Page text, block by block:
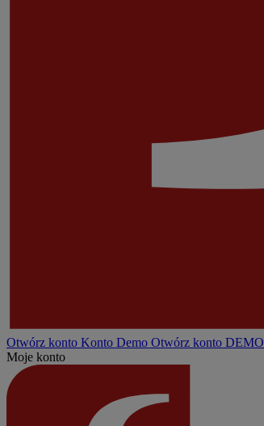
Otwórz konto Konto Demo Otwórz konto DEMO
Moje konto